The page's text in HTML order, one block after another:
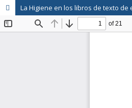
La Higiene en los libros de texto de